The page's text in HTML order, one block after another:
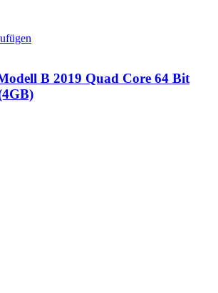
B 2019 Quad Core 64 Bit